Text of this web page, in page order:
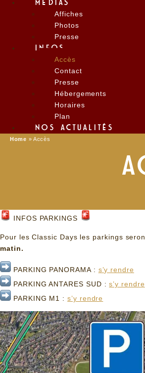
MÉDIAS
Affiches
Photos
Presse
INFOS
Accès
Contact
Presse
Hébergements
Horaires
Plan
NOS ACTUALITÉS
Home » Accès
INFOS PARKINGS
Pour les Classic Days les parkings
matin.
PARKING PANORAMA : s’y rendre
PARKING ANTARES SUD :s’y rendre
PARKING M1 :s’y rendre